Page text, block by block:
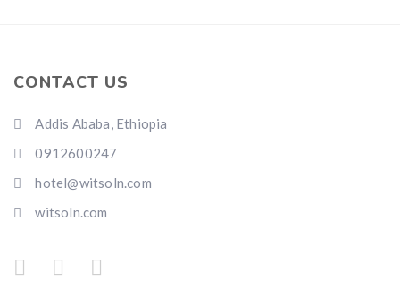
CONTACT US
Addis Ababa, Ethiopia
0912600247
hotel@witsoln.com
witsoln.com